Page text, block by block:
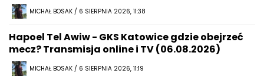
MICHAŁ BOSAK / 6 SIERPNIA 2026, 11:38
Hapoel Tel Awiw - GKS Katowice gdzie obejrzeć
mecz? Transmisja online i TV (06.08.2026)
MICHAŁ BOSAK / 6 SIERPNIA 2026, 11:19